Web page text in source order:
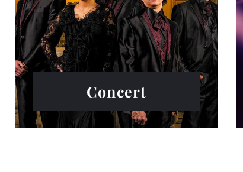
Concert